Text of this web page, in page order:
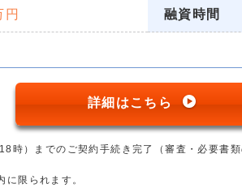
円 融資時間
詳細はこちら
時）までのご契約手続き完了（審査・必要書
限られます。